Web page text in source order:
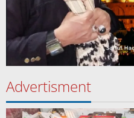
Advertisment